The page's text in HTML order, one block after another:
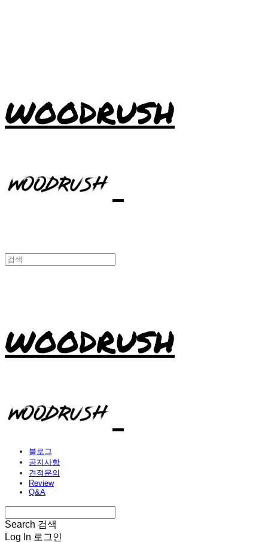
WOODRUSH
WOODRUSH
블로그
공지사항
견적문의
Review
Q&A
Search 검색
Log In 로그인